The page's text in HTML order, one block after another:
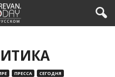
ПРЕССА СЕГОДНЯ